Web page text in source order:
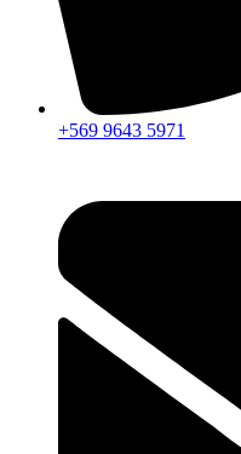
+569 9643 5971